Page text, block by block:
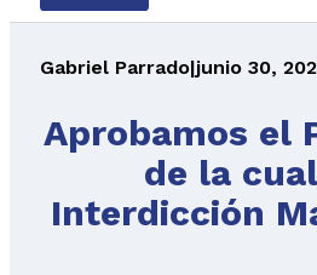
Gabriel Parrado|junio 30,
Aprobamos el
de la
Interdicción